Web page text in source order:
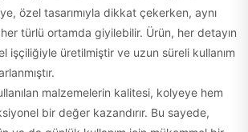
özel tasarımıyla dikkat çekerken, aynı
türlü ortamda giyilebilir. Ürün, her detayın
işçiliğiyle üretilmiştir ve uzun süreli kullanım
malzemelerin kalitesi, kolyeye hem
bir değer kazandırır. Bu sayede,